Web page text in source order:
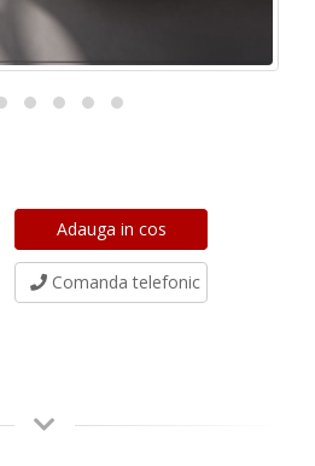
Comanda telefonic